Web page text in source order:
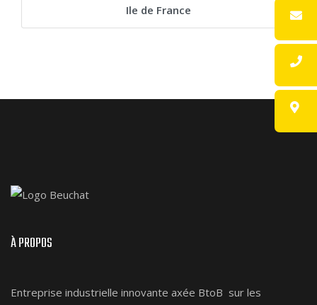
Ile de France
À PROPOS
Entreprise industrielle innovante axée BtoB sur les